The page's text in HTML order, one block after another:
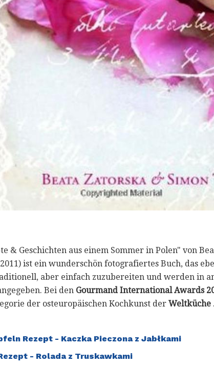
& Geschichten aus einem Sommer in Polen" von
ist ein wunderschön fotografiertes Buch, das
aber einfach zuzubereiten und werden in
Bei den Gourmand International Awards
der osteuropäischen Kochkunst der Weltküche
Rezept - Kaczka Pieczona z Jabłkami
- Rolada z Truskawkami